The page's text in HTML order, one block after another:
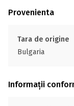
Provenienta
Tara de origine
Bulgaria
Informații